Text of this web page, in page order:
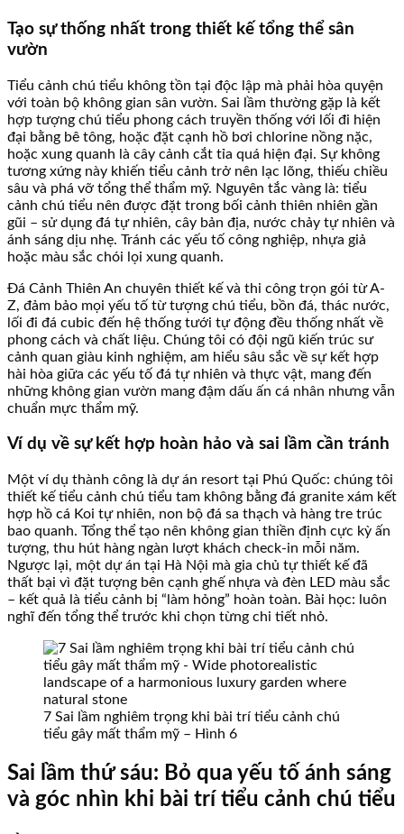
Tạo sự thống nhất trong thiết kế tổng thể sân
vườn
Tiểu cảnh chú tiểu không tồn tại độc lập mà phải hòa quyện
với toàn bộ không gian sân vườn. Sai lầm thường gặp là kết
hợp tượng chú tiểu phong cách truyền thống với lối đi hiện
đại bằng bê tông, hoặc đặt cạnh hồ bơi chlorine nồng nặc,
hoặc xung quanh là cây cảnh cắt tỉa quá hiện đại. Sự không
tương xứng này khiến tiểu cảnh trở nên lạc lõng, thiếu chiều
sâu và phá vỡ tổng thể thẩm mỹ. Nguyên tắc vàng là: tiểu
cảnh chú tiểu nên được đặt trong bối cảnh thiên nhiên gần
gũi – sử dụng đá tự nhiên, cây bản địa, nước chảy tự nhiên và
ánh sáng dịu nhẹ. Tránh các yếu tố công nghiệp, nhựa giả
hoặc màu sắc chói lọi xung quanh.
Đá Cảnh Thiên An chuyên thiết kế và thi công trọn gói từ A-
Z, đảm bảo mọi yếu tố từ tượng chú tiểu, bồn đá, thác nước,
lối đi đá cubic đến hệ thống tưới tự động đều thống nhất về
phong cách và chất liệu. Chúng tôi có đội ngũ kiến trúc sư
cảnh quan giàu kinh nghiệm, am hiểu sâu sắc về sự kết hợp
hài hòa giữa các yếu tố đá tự nhiên và thực vật, mang đến
những không gian vườn mang đậm dấu ấn cá nhân nhưng vẫn
chuẩn mực thẩm mỹ.
Ví dụ về sự kết hợp hoàn hảo và sai lầm cần tránh
Một ví dụ thành công là dự án resort tại Phú Quốc: chúng tôi
thiết kế tiểu cảnh chú tiểu tam không bằng đá granite xám kết
hợp hồ cá Koi tự nhiên, non bộ đá sa thạch và hàng tre trúc
bao quanh. Tổng thể tạo nên không gian thiền định cực kỳ ấn
tượng, thu hút hàng ngàn lượt khách check-in mỗi năm.
Ngược lại, một dự án tại Hà Nội mà gia chủ tự thiết kế đã
thất bại vì đặt tượng bên cạnh ghế nhựa và đèn LED màu sắc
– kết quả là tiểu cảnh bị “làm hỏng” hoàn toàn. Bài học: luôn
nghĩ đến tổng thể trước khi chọn từng chi tiết nhỏ.
7 Sai lầm nghiêm trọng khi bài trí tiểu cảnh chú
tiểu gây mất thẩm mỹ – Hình 6
Sai lầm thứ sáu: Bỏ qua yếu tố ánh sáng
và góc nhìn khi bài trí tiểu cảnh chú tiểu